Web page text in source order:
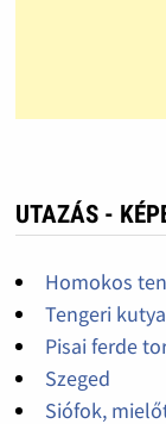
UTAZÁS -
Homokos
Tengeri
Pisai ferde
Szeged
Siófok,